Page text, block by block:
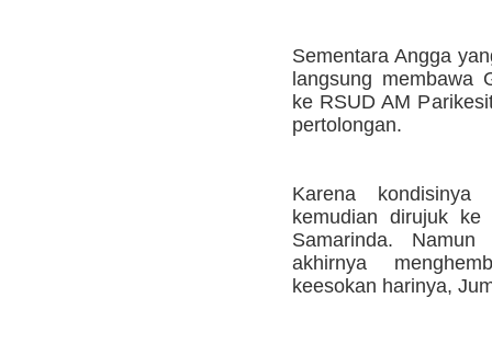
Sementara Angga
langsung membawa
ke RSUD AM
pertolongan.
Karena
kemudian dirujuk
Samarinda.
akhirnya
keesokan harinya,